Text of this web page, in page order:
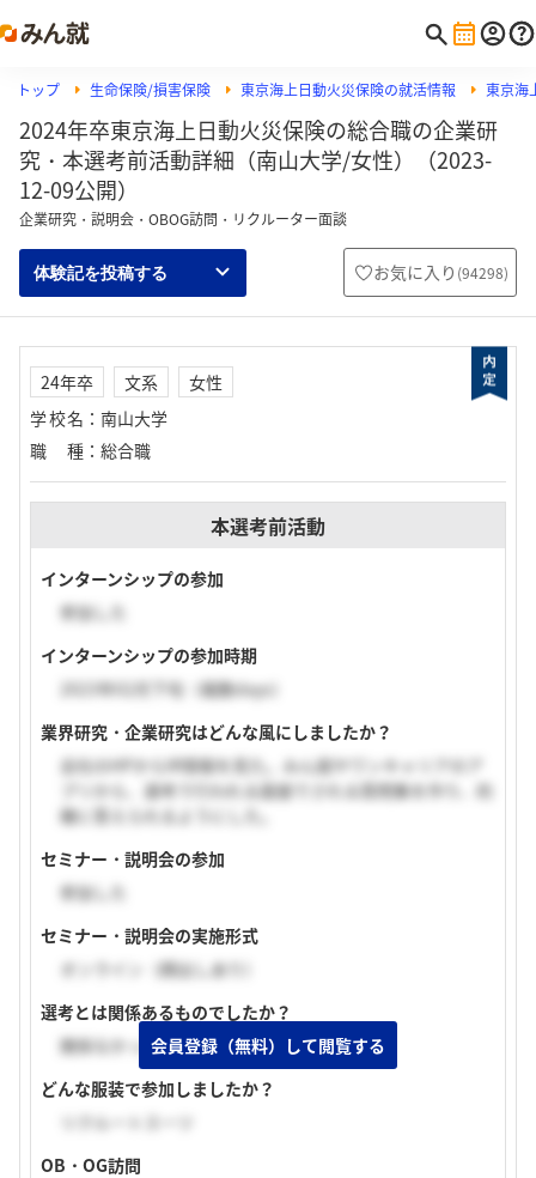
トップ 生命保険/損害保険 東京海上日動火災保険の就活情報 東京海
2024年卒東京海上日動火災保険の総合職の企業研
究・本選考前活動詳細（南山大学/女性）（2023-
12-09公開）
企業研究・説明会・OBOG訪問・リクルーター面談
体験記を投稿する お気に入り (94298)
24年卒 文系
女性
学校名 ： 南山大学
職種 ： 総合職
本選考前活動
インターンシップの参加
参加した
インターンシップの参加時期
2023年02月下旬（複数days）
業界研究・企業研究はどんな風にしましたか？
会社のHPからIR情報を見た。みん就やワンキャリアのア
プリから、選考で行われる面接でされる質問集を作り、的
確に答えられるようにした。
セミナー・説明会の参加
参加した
セミナー・説明会の実施形式
オンライン（顔出しあり）
選考とは関係あるものでしたか？
関係なかった
どんな服装で参加しましたか？
リクルートスーツ
OB・OG訪問
会員登録（無料）して閲覧する